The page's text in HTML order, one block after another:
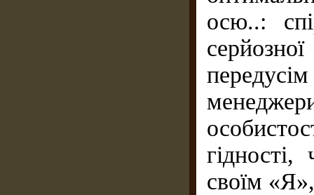
осю..:
своїм